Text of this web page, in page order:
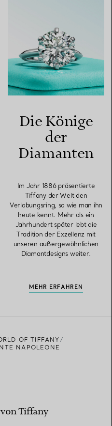
Die Könige
der
Diamanten
Im Jahr 1886 präsentierte
Tiffany der Welt den
Verlobungsring, so wie man ihn
heute kennt. Mehr als ein
Jahrhundert später lebt die
Tradition der Exzellenz mit
unseren außergewöhnlichen
Diamantdesigns weiter.
MEHR ERFAHREN
OF TIFFANY
NAPOLEONE
Tiffany